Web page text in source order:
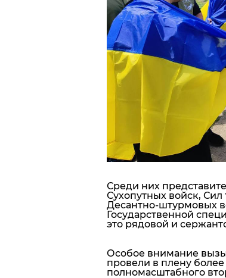
Среди них
Сухопутных войск,
Десантно-штурмовых
Государственной
это рядовой и
Особое внимание
провели в плену
полномасштабного